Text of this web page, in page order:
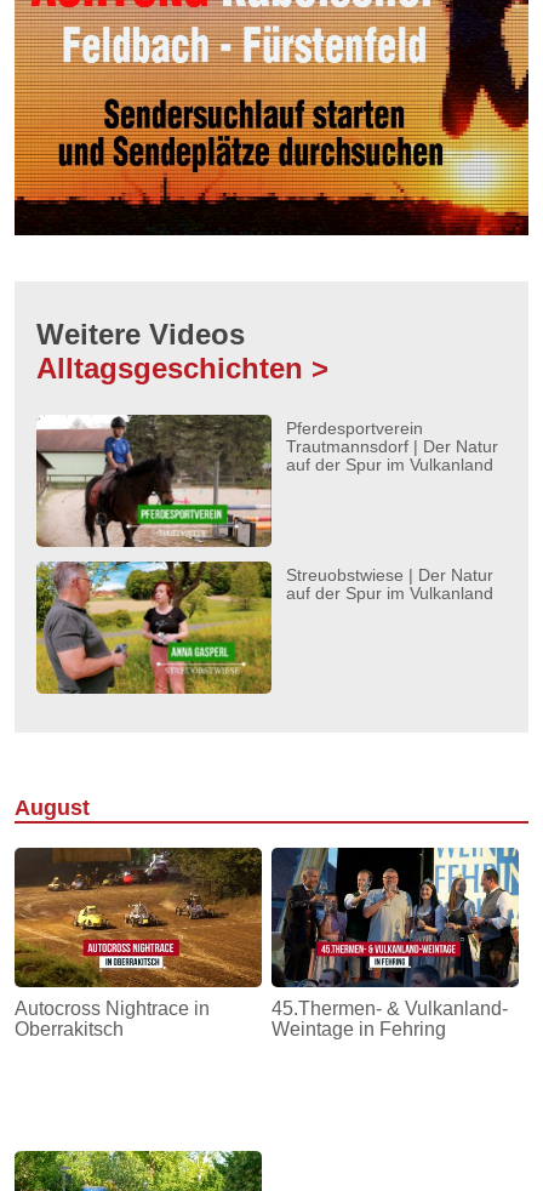
Weitere Videos
Alltagsgeschichten >
Pferdesportverein
Trautmannsdorf | Der Natur
auf der Spur im Vulkanland
Streuobstwiese | Der Natur
auf der Spur im Vulkanland
August
Autocross Nightrace in
Oberrakitsch
45.Thermen- & Vulkanland-
Weintage in Fehring